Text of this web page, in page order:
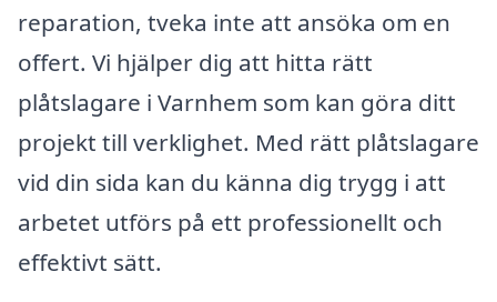
reparation, tveka inte att ansöka om en
offert. Vi hjälper dig att hitta rätt
plåtslagare i Varnhem som kan göra ditt
projekt till verklighet. Med rätt plåtslagare
vid din sida kan du känna dig trygg i att
arbetet utförs på ett professionellt och
effektivt sätt.